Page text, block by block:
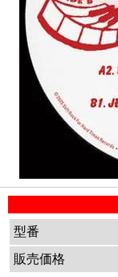
型番
販売価格